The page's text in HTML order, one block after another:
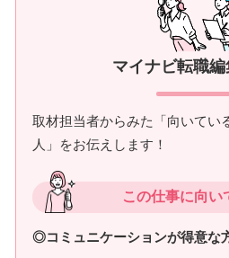
マイナビ転職編
取材担当者からみた「向いてい
人」をお伝えします！
この仕事に向い
◎コミュニケーションが得意な